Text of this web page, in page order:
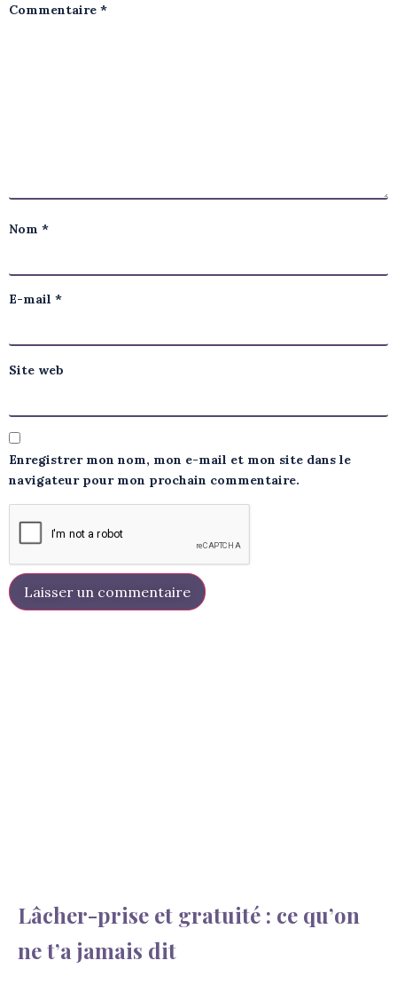
Commentaire *
Nom *
E-mail *
Site web
Enregistrer mon nom, mon e-mail et mon site dans le
navigateur pour mon prochain commentaire.
Lâcher-prise et gratuité : ce qu’on
ne t’a jamais dit